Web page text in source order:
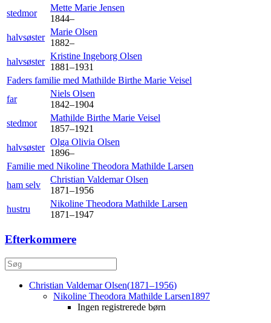
stedmor
Mette Marie Jensen
1844–
halvsøster
Marie Olsen
1882–
halvsøster
Kristine Ingeborg Olsen
1881–1931
Faders familie med Mathilde Birthe Marie Veisel
far
Niels Olsen
1842–1904
stedmor
Mathilde Birthe Marie Veisel
1857–1921
halvsøster
Olga Olivia Olsen
1896–
Familie med Nikoline Theodora Mathilde Larsen
ham selv
Christian ValdemarOlsen
1871–1956
hustru
Nikoline Theodora Mathilde Larsen
1871–1947
Efterkommere
Christian ValdemarOlsen(1871–1956)
Nikoline Theodora Mathilde Larsen1897
Ingen registrerede børn